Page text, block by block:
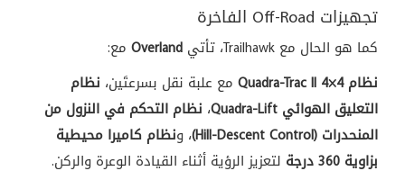
تجهيزات Off-Road الفاخرة
كما هو الحال مع Trailhawk، تأتي Overland مع:
نظام Quadra-Trac II 4×4
مع علبة نقل بسرعتَين، نظام
التعليق الهوائي Quadra-Lift
، نظام التحكم في النزول من
المنحدرات (Hill-Descent Control)
، ونظام كاميرا محيطية
بزاوية 360 درجة
لتعزيزالرؤية أثناء القيادة الوعرة والركن.